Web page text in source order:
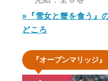
»『雪女と蟹を食う』
どころ
『オープンマリッジ』